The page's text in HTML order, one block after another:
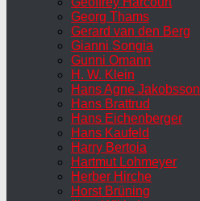
Georg Thams
Gerard van den Berg
Gianni Songia
Gunni Omann
H. W. Klein
Hans Agne Jakobsson
Hans Brattrud
Hans Eichenberger
Hans Kaufeld
Harry Bertoia
Hartmut Lohmeyer
Herber Hirche
Horst Brüning